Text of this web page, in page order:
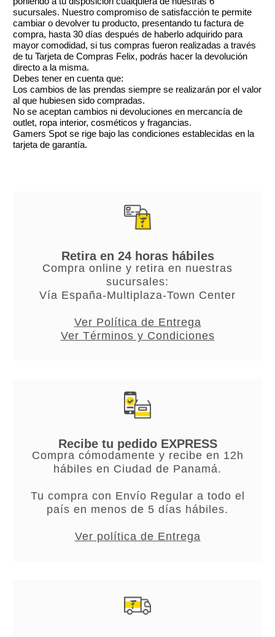
sucursales. Nuestro compromiso de satisfacción te permite
cambiar o devolver tu producto, presentando tu factura de
compra, hasta 30 días después de haberlo adquirido para
mayor comodidad, si tus compras fueron realizadas a través
de tu Tarjeta de Compras Felix, podrás hacer la devolución
directo a la misma.
Debes tener en cuenta que:
Los cambios de las prendas siempre se realizarán por el valor
al que hubiesen sido compradas.
No se aceptan cambios ni devoluciones en mercancía de
outlet, ropa interior, cosméticos y fragancias.
Gamers Spot se rige bajo las condiciones establecidas en la
tarjeta de garantía.
Retira en 24 horas hábiles
Compra online y retira en nuestras
sucursales:
Vía España-Multiplaza-Town Center
Ver Política de Entrega
Ver Términos y Condiciones
Recibe tu pedido EXPRESS
Compra cómodamente y recibe en 12h
hábiles en Ciudad de Panamá.
Tu compra con Envío Regular a todo el
país en menos de 5 días hábiles.
Ver política de Entrega